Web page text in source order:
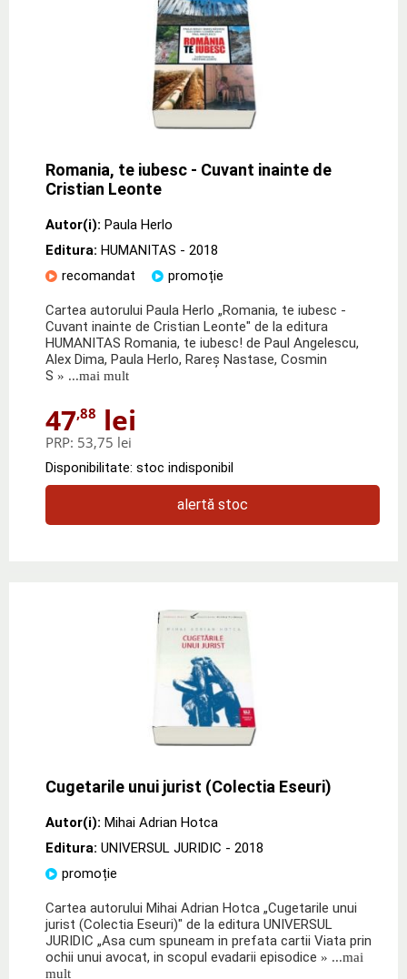
Romania, te iubesc - Cuvant inainte de
Cristian Leonte
Autor(i): Paula Herlo
Editura: HUMANITAS - 2018
recomandat
promoție
Cartea autorului Paula Herlo „Romania, te iubesc -
Cuvant inainte de Cristian Leonte" de la editura
HUMANITAS Romania, te iubesc! de Paul Angelescu,
Alex Dima, Paula Herlo, Rareș Nastase, Cosmin
S » ...mai mult
47,88 lei
PRP: 53,75 lei
Disponibilitate: stoc indisponibil
alertă stoc
Cugetarile unui jurist (Colectia Eseuri)
Autor(i): Mihai Adrian Hotca
Editura: UNIVERSUL JURIDIC - 2018
promoție
Cartea autorului Mihai Adrian Hotca „Cugetarile unui
jurist (Colectia Eseuri)" de la editura UNIVERSUL
JURIDIC „Asa cum spuneam in prefata cartii Viata prin
ochii unui avocat, in scopul evadarii episodice » ...mai
mult